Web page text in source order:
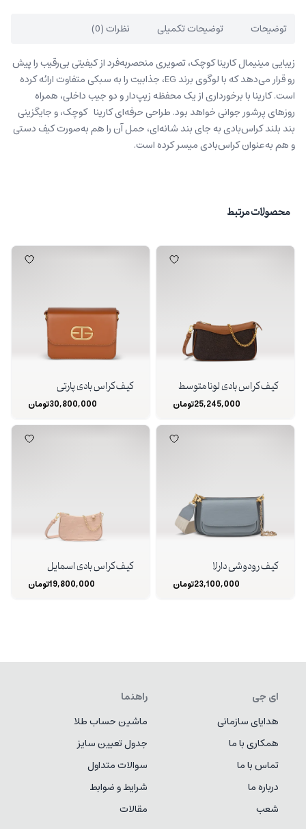
توضیحات توضیحات تکمیلی نظرات (0)
زیبایی مینیمال کارینا کوچک، تصویری منحصربه‌فرد از کیفیتی بی‌رقیب را پیش
‌رو قرار می‌دهد که با لوگوی برند EG، جذابیت را به سبکی متفاوت ارائه کرده
است. کارینا با برخورداری از یک محفظه زیپ‌دار و دو جیب داخلی، همراه
روزهای پرشور جوانی خواهد بود. طراحی حرفه‌ای کارینا کوچک، و جایگزینی
بند بلند کراس‌بادی به جای بند شانه‌ای، حمل آن را هم به‌صورت کیف دستی
و هم به‌عنوان کراس‌بادی میسر کرده است.
محصولات مرتبط
کیف کراس بادی لونا متوسط
25,245,000تومان
کیف کراس بادی پارتی
30,800,000تومان
کیف رودوشی دارلا
23,100,000تومان
کیف کراس بادی اسمایل
19,800,000تومان
ای جی
هدایای سازمانی
همکاری با ما
تماس با ما
درباره ما
شعب
راهنما
ماشین حساب طلا
جدول تعیین سایز
سوالات متداول
شرایط و ضوابط
مقالات